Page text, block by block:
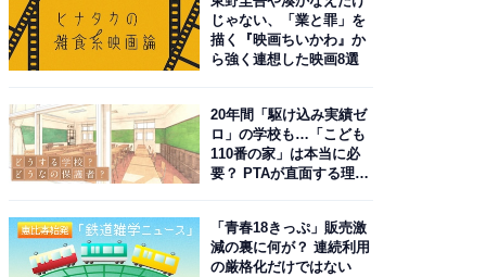
じゃない、「業と罪」を
描く『映画ちいかわ』か
ら強く連想した映画8選
20年間「駆け込み実績ゼ
ロ」の学校も…「こども
110番の家」は本当に必
要？ PTAが直面する理想
「青春18きっぷ」販売激
減の裏に何が？ 連続利用
の厳格化だけではない